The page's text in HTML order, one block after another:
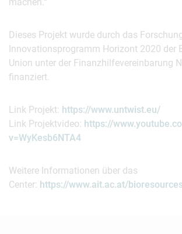
Dieses Projekt wurde durch das
Innovationsprogramm Horizont 2020 der
Union unter der Finanzhilfevereinbarung
finanziert.
Link Projekt: https://www.untwist.eu/
Link Projektvideo: https://
v=WyKesb6NTA4
Weitere Informationen über das
Center: https://www.ait.ac.at/